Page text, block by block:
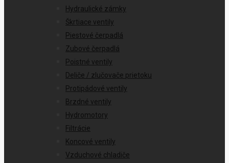
Hydraulické zámky
Škrtiace ventily
Piestové čerpadlá
Zubové čerpadlá
Poistné ventily
Deliče / zlučovače prietoku
Protipádové ventily
Brzdné ventily
Hydromotory
Filtrácie
Koncové ventily
Vzduchové chladiče